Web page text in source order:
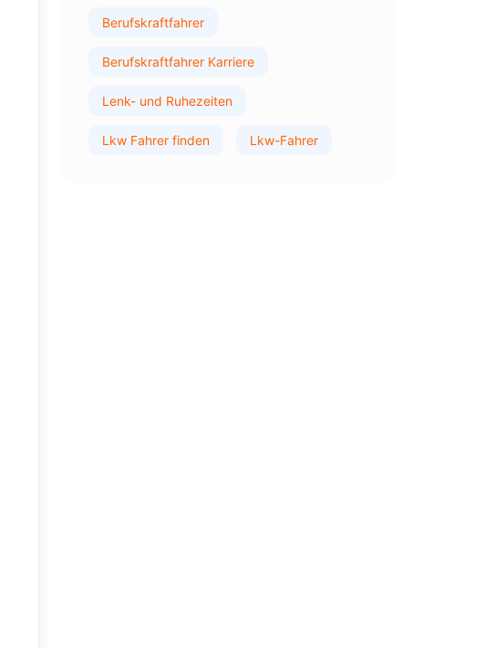
Berufskraftfahrer
Berufskraftfahrer Karriere
Lenk- und Ruhezeiten
Lkw Fahrer finden Lkw-Fahrer